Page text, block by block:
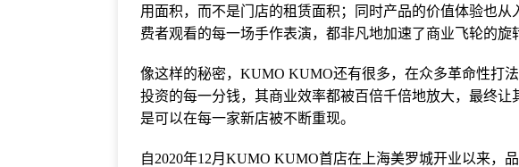
用面积，而不是门店的租赁面积；同时产品的价值体验也
费者观看的每一场手作表演，都非凡地加速了商业飞轮的旋
像这样的秘密，KUMO KUMO还有很多，在众多革命性打
投资的每一分钱，其商业效率都被百倍千倍地放大，最终
是可以在每一家新店被不断重现。
自2020年12月KUMO KUMO首店在上海美罗城开业以来，